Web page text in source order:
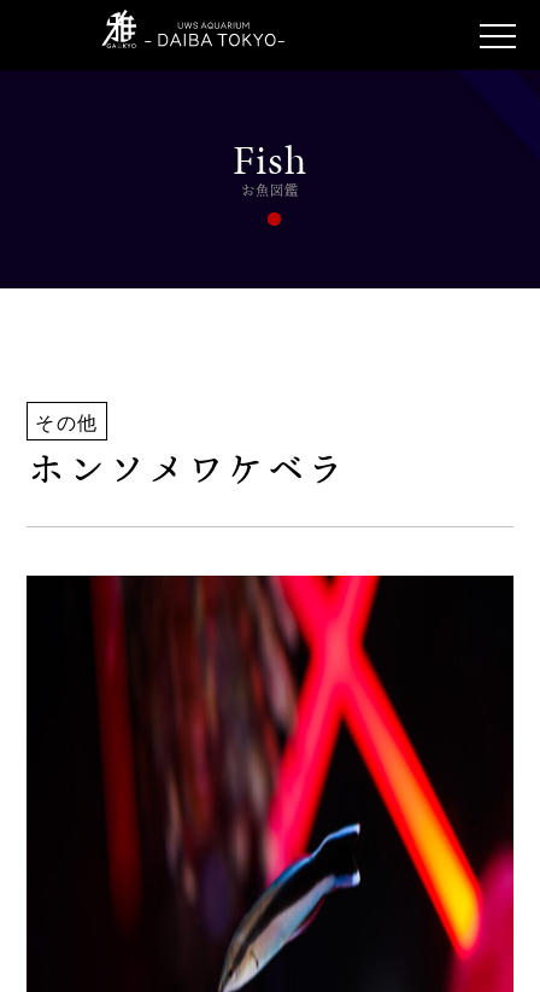
Fish
お魚図鑑
その他
ホンソメワケベラ